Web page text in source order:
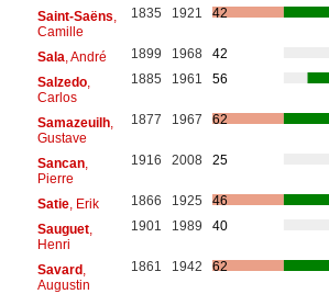
Saint-Saëns
Camille
1835 1921 42
Sala , André 1899 1968
42
Salzedo,
Carlos
1885 1961 56
Samazeuilh,
Gustave
1877 1967 62
Sancan,
Pierre
1916 2008 25
Satie, Erik 1866 1925
46
Sauguet,
Henri
1901 1989 40
Savard,
Augustin
1861 1942 62